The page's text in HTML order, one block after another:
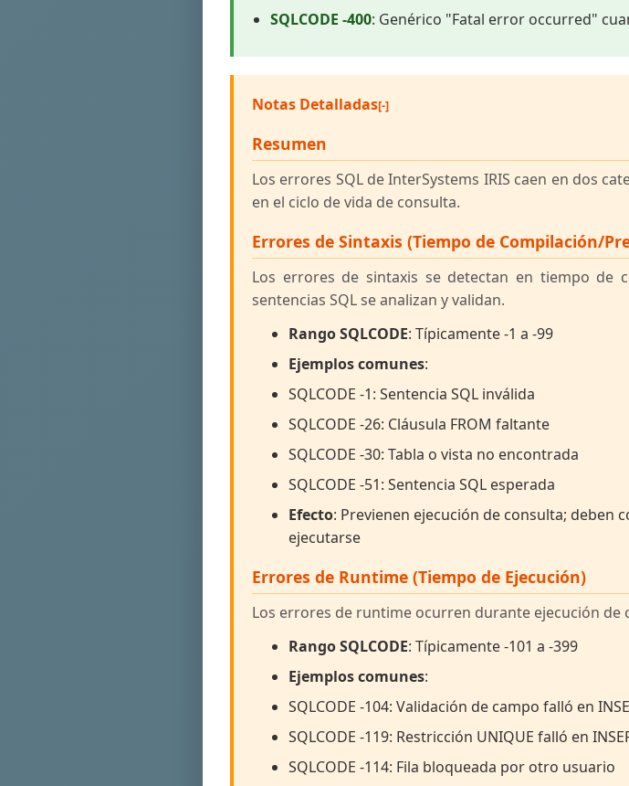
SQLCODE -400: Genérico "Fatal error occurred"
Notas Detalladas
Resumen
Los errores SQL de InterSystems IRIS caen en dos
en el ciclo de vida de consulta.
Errores de Sintaxis (Tiempo de Compilación/
Los errores de sintaxis se detectan en tiempo de
sentencias SQL se analizan y validan.
Rango SQLCODE: Típicamente -1 a -99
Ejemplos comunes:
SQLCODE -1: Sentencia SQL inválida
SQLCODE -26: Cláusula FROM faltante
SQLCODE -30: Tabla o vista no encontrada
SQLCODE -51: Sentencia SQL esperada
Efecto: Previenen ejecución de consulta; deben
ejecutarse
Errores de Runtime (Tiempo de Ejecución)
Los errores de runtime ocurren durante ejecución de
Rango SQLCODE: Típicamente -101 a -399
Ejemplos comunes:
SQLCODE -104: Validación de campo falló en
SQLCODE -119: Restricción UNIQUE falló en
SQLCODE -114: Fila bloqueada por otro usuario